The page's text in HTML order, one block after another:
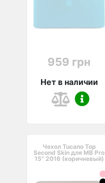
959 грн
Нет в наличии
Чехол Tucano Top
Second Skin для MB Pro
15" 2016 (коричневый)